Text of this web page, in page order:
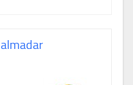
almadar